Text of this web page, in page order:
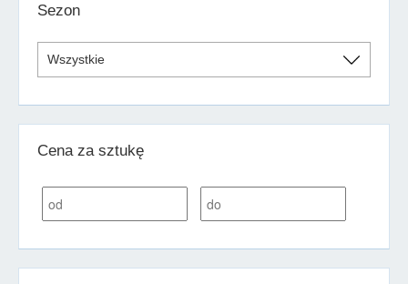
Sezon
Cena za sztukę